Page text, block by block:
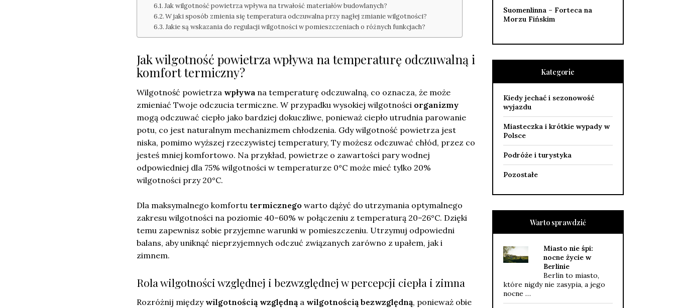
Jak wilgotność powietrza wpływa na trwałość materiałów budowlanych?
W jaki sposób zmienia się temperatura odczuwalna przy nagłej zmianie wilgotności?
Jakie są wskazania do regulacji wilgotności w pomieszczeniach o różnych funkcjach?
Jak wilgotność powietrza wpływa na temperaturę odczuwalną i
komfort termiczny?
Wilgotność powietrza wpływa na temperaturę odczuwalną, co oznacza, że może
zmieniać Twoje odczucia termiczne. W przypadku wysokiej wilgotności organizmy
mogą odczuwać ciepło jako bardziej dokuczliwe, ponieważ ciepło utrudnia parowanie
potu, co jest naturalnym mechanizmem chłodzenia. Gdy wilgotność powietrza jest
niska, pomimo wyższej rzeczywistej temperatury, Ty możesz odczuwać chłód, przez co
jesteś mniej komfortowo. Na przykład, powietrze o zawartości pary wodnej
odpowiedniej dla 75% wilgotności w temperaturze 0°C może mieć tylko 20%
wilgotności przy 20°C.
Dla maksymalnego komfortu termicznego warto dążyć do utrzymania optymalnego
zakresu wilgotności na poziomie 40–60% w połączeniu z temperaturą 20–26°C. Dzięki
temu zapewnisz sobie przyjemne warunki w pomieszczeniu. Utrzymuj odpowiedni
balans, aby uniknąć nieprzyjemnych odczuć związanych zarówno z upałem, jak i
zimnem.
Rola wilgotności względnej i bezwzględnej w percepcji ciepła i zimna
Rozróżnij między wilgotnością względną a wilgotnością bezwzględną, ponieważ obie
Suomenlinna – Forteca na
Morzu Fińskim
Kategorie
Kiedy jechać i sezonowość
wyjazdu
Miasteczka i krótkie wypady w
Polsce
Podróże i turystyka
Pozostałe
Warto sprawdzić
Miasto nie śpi:
nocne życie w
Berlinie
Berlin to miasto,
które nigdy nie zasypia, a jego
nocne …